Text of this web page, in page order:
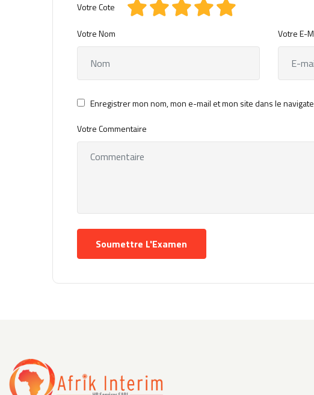
Votre Cote
Votre Nom Votre E-
Enregistrer mon nom, mon e-mail et mon site dans le
Votre Commentaire